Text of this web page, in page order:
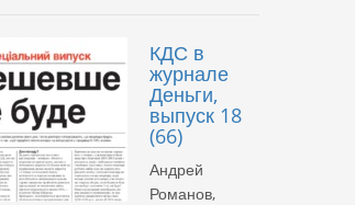
КДС в
журнале
Деньги,
выпуск 18
(66)
Андрей
Романов,